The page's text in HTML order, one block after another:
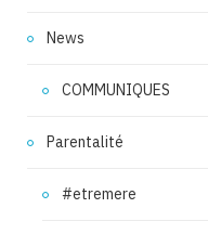
News
COMMUNIQUES
Parentalité
#etremere